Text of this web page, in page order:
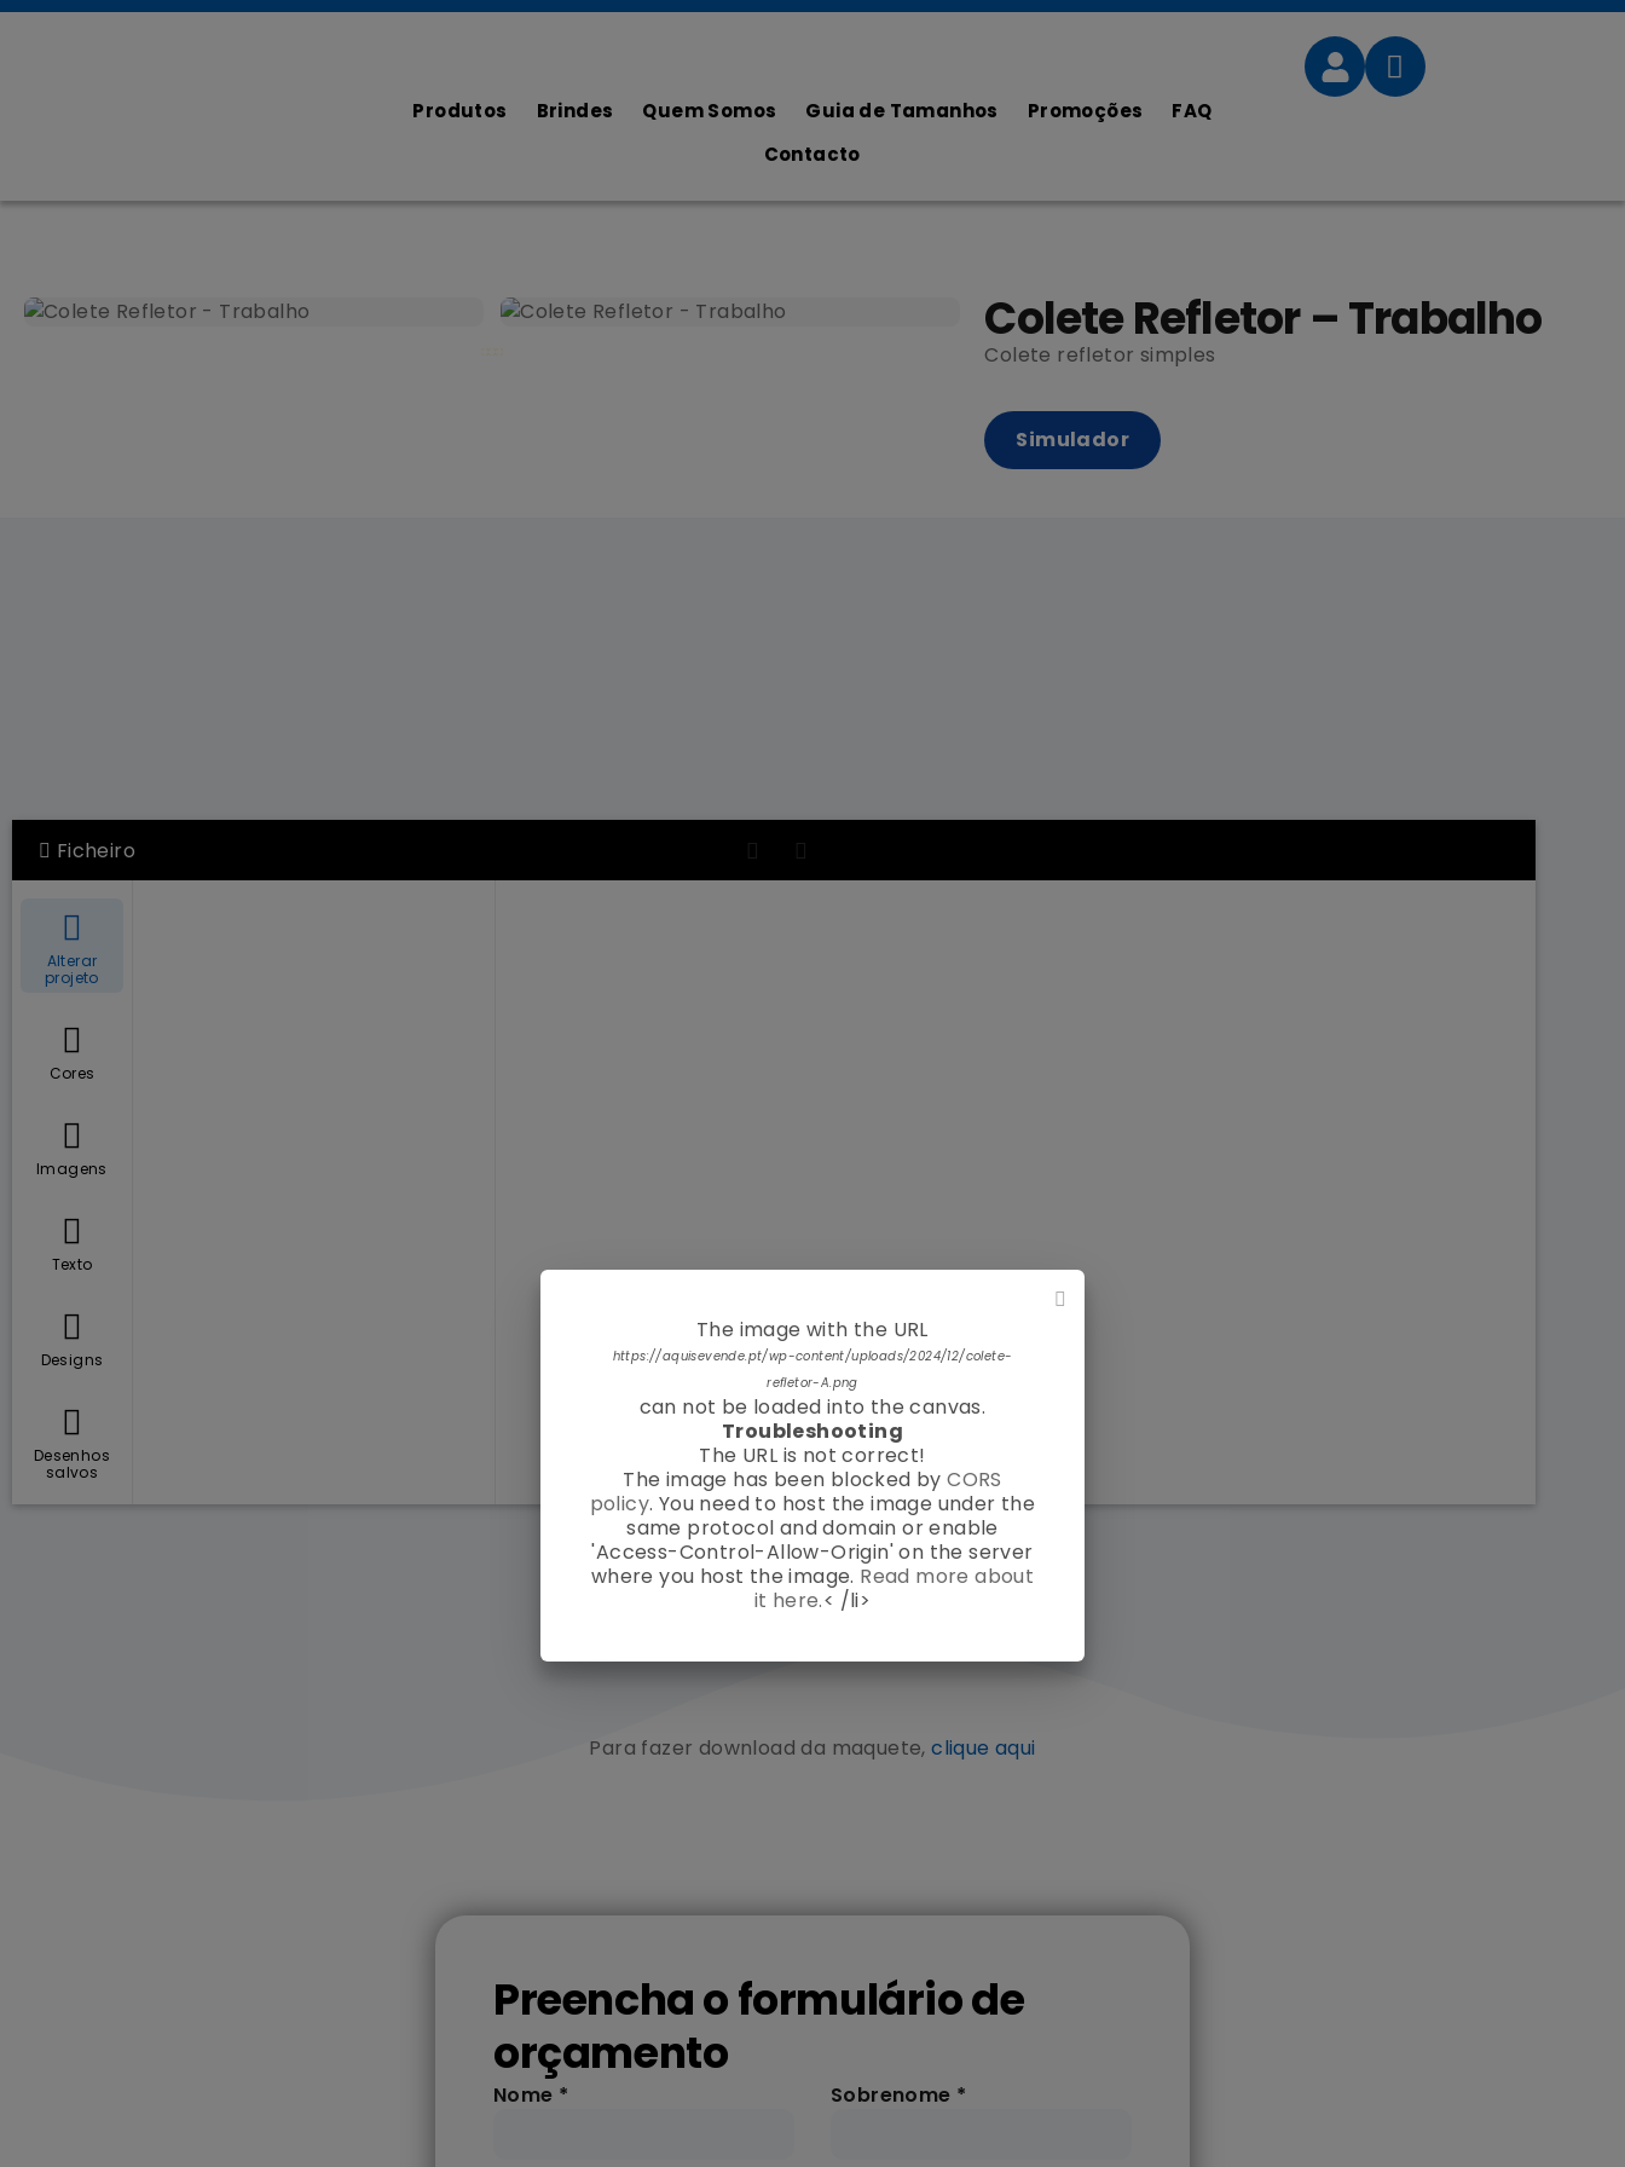
Produtos Brindes Quem Somos Guia de Tamanhos Promoções
FAQ
Contacto
Colete Refletor – Trabalho
Colete refletor simples
Simulador
Ficheiro
Alterar
projeto
Cores
Imagens
Texto
Designs
Desenhos
salvos
Para fazer download da maquete,clique aqui
Preencha o formulário de
orçamento
Nome * Sobrenome *
The image with the URL
https://aquisevende.pt/wp-content/uploads/2024/12/colete-
refletor-A.png
can not be loaded into the canvas.
Troubleshooting
The URL is not correct!
The image has been blocked byCORS
policy. You need to host the image under the
same protocol and domain or enable
'Access-Control-Allow-Origin' on the server
where you host the image. Read more about
it here.< /li>